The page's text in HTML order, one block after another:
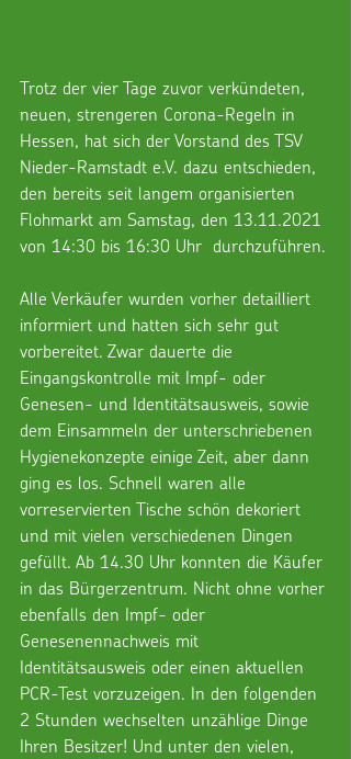
Trotz der vier Tage zuvor verkündeten,
neuen, strengeren Corona-Regeln in
Hessen, hat sich der Vorstand des TSV
Nieder-Ramstadt e.V. dazu entschieden,
den bereits seit langem organisierten
Flohmarkt am Samstag, den 13.11.2021
von 14:30 bis 16:30 Uhr  durchzuführen.
Alle Verkäufer wurden vorher detailliert
informiert und hatten sich sehr gut
vorbereitet. Zwar dauerte die
Eingangskontrolle mit Impf- oder
Genesen- und Identitätsausweis, sowie
dem Einsammeln der unterschriebenen
Hygienekonzepte einige Zeit, aber dann
ging es los. Schnell waren alle
vorreservierten Tische schön dekoriert
und mit vielen verschiedenen Dingen
gefüllt. Ab 14.30 Uhr konnten die Käufer
in das Bürgerzentrum. Nicht ohne vorher
ebenfalls den Impf- oder
Genesenennachweis mit
Identitätsausweis oder einen aktuellen
PCR-Test vorzuzeigen. In den folgenden
2 Stunden wechselten unzählige Dinge
Ihren Besitzer! Und unter den vielen,